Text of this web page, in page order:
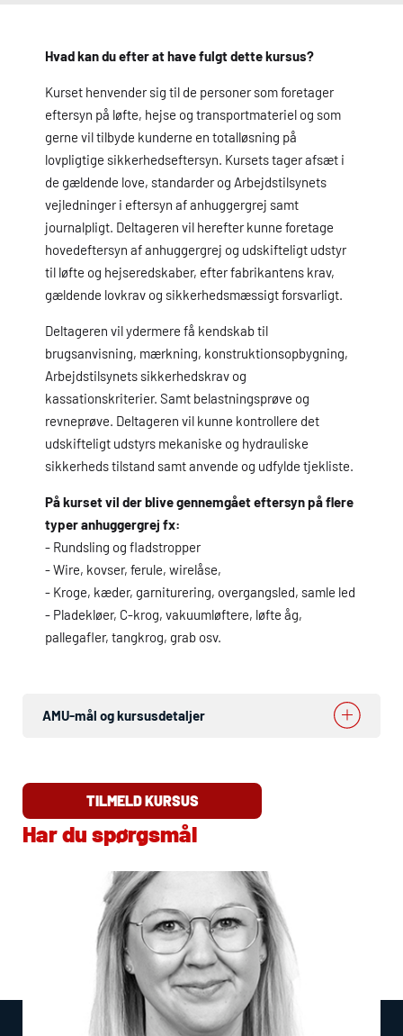
Hvad kan du efter at have fulgt dette kursus?
Kurset henvender sig til de personer som foretager
eftersyn på løfte, hejse og transportmateriel og som
gerne vil tilbyde kunderne en totalløsning på
lovpligtige sikkerhedseftersyn. Kursets tager afsæt i
de gældende love, standarder og Arbejdstilsynets
vejledninger i eftersyn af anhuggergrej samt
journalpligt. Deltageren vil herefter kunne foretage
hovedeftersyn af anhuggergrej og udskifteligt udstyr
til løfte og hejseredskaber, efter fabrikantens krav,
gældende lovkrav og sikkerhedsmæssigt forsvarligt.
Deltageren vil ydermere få kendskab til
brugsanvisning, mærkning, konstruktionsopbygning,
Arbejdstilsynets sikkerhedskrav og
kassationskriterier. Samt belastningsprøve og
revneprøve. Deltageren vil kunne kontrollere det
udskifteligt udstyrs mekaniske og hydrauliske
sikkerheds tilstand samt anvende og udfylde tjekliste.
På kurset vil der blive gennemgået eftersyn på flere
typer anhuggergrej fx:
- Rundsling og fladstropper
- Wire, kovser, ferule, wirelåse,
- Kroge, kæder, garniturering, overgangsled, samle led
- Pladekløer, C-krog, vakuumløftere, løfte åg,
pallegafler, tangkrog, grab osv.
AMU-mål og kursusdetaljer
TILMELD KURSUS
Har du spørgsmål